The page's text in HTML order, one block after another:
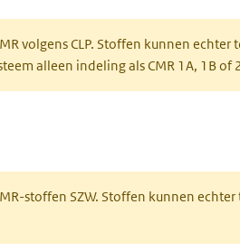
volgens CLP. Stoffen kunnen
alleen indeling als CMR 1A, 1B
stoffen SZW. Stoffen kunnen